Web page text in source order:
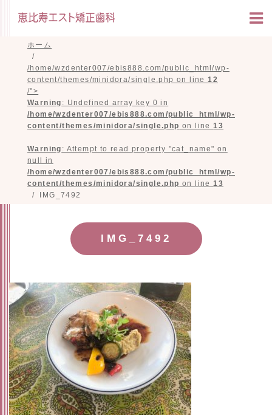
ホーム
/home/wzdenter007/ebis888.com/public_html/wp-
content/themes/minidora/single.php on line12
/">
Warning : Undefined array key 0 in
/home/wzdenter007/ebis888.com/public_html/wp-
content/themes/minidora/single.php on line13
Warning : Attempt to read property "cat_name" on
null in
/home/wzdenter007/ebis888.com/public_html/wp-
content/themes/minidora/single.php on line13
IMG_7492
IMG_7492